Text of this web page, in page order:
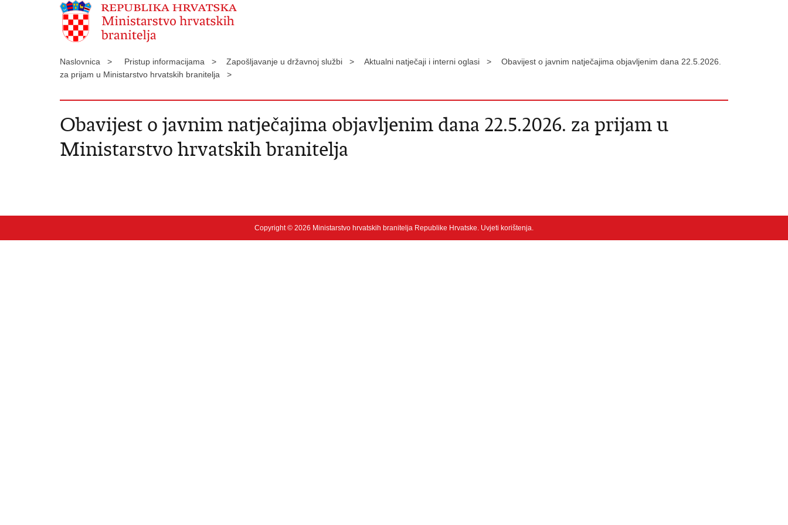
Naslovnica > Pristup informacijama > Zapošljavanje u državnoj službi > Aktualni natječaji i interni oglasi >
Obavijest o javnim natječajima objavljenim dana 22.5.2026.
za prijam u Ministarstvo hrvatskih branitelja >
Obavijest o javnim natječajima objavljenim dana 22.5.2026. za prijam u
Ministarstvo hrvatskih branitelja
Copyright © 2026 Ministarstvo hrvatskih branitelja Republike Hrvatske. Uvjeti korištenja.